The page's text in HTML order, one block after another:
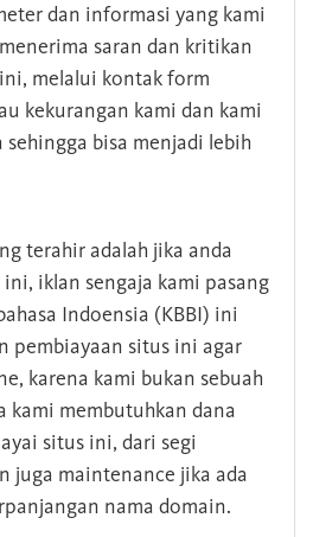
dan informasi yang kami
saran dan kritikan
melalui kontak form
kekurangan kami dan kami
sehingga bisa menjadi lebih
terahir adalah jika anda
iklan sengaja kami pasang
Indoensia (KBBI) ini
pembiayaan situs ini agar
karena kami bukan sebuah
kami membutuhkan dana
situs ini, dari segi
juga maintenance jika ada
nama domain.